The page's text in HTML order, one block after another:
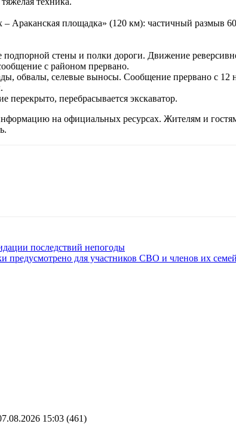
Араканская площадка» (120 км): частичный размыв
стены и полки дороги. Движение
с районом прервано.
обвалы, селевые выносы. Сообщение прервано с 12
перебрасывается экскаватор.
на официальных ресурсах. Жителям и
последствий непогоды
предусмотрено для участников СВО и членов их семей
15:03 (461)